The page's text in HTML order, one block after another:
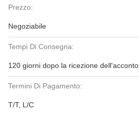
Prezzo:
Negoziabile
Tempi Di Consegna:
120 giorni dopo la ricezione dell'acconto
Termini Di Pagamento:
T/T, L/C